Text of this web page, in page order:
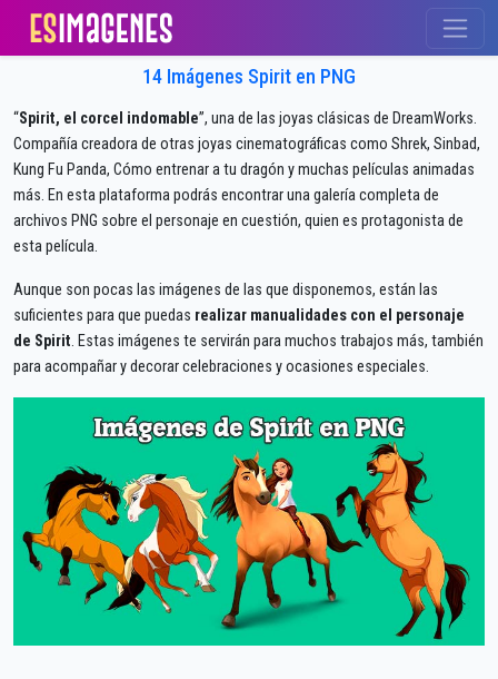
14 Imágenes Spirit en PNG
“Spirit, el corcel indomable”, una de las joyas clásicas de DreamWorks.
Compañía creadora de otras joyas cinematográficas como Shrek, Sinbad,
Kung Fu Panda, Cómo entrenar a tu dragón y muchas películas animadas
más. En esta plataforma podrás encontrar una galería completa de
archivos PNG sobre el personaje en cuestión, quien es protagonista de
esta película.
Aunque son pocas las imágenes de las que disponemos, están las
suficientes para que puedas realizar manualidades con el personaje
de Spirit. Estas imágenes te servirán para muchos trabajos más, también
para acompañar y decorar celebraciones y ocasiones especiales.